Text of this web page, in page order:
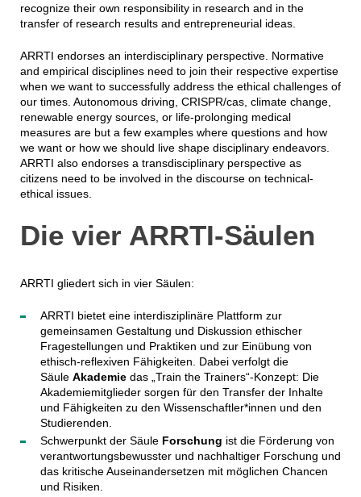
recognize their own responsibility in research and in the
transfer of research results and entrepreneurial ideas.
ARRTI endorses an interdisciplinary perspective. Normative
and empirical disciplines need to join their respective expertise
when we want to successfully address the ethical challenges of
our times. Autonomous driving, CRISPR/cas, climate change,
renewable energy sources, or life-prolonging medical
measures are but a few examples where questions and how
we want or how we should live shape disciplinary endeavors.
ARRTI also endorses a transdisciplinary perspective as
citizens need to be involved in the discourse on technical-
ethical issues.
Die vier ARRTI-Säulen
ARRTI gliedert sich in vier Säulen:
ARRTI bietet eine interdisziplinäre Plattform zur
gemeinsamen Gestaltung und Diskussion ethischer
Fragestellungen und Praktiken und zur Einübung von
ethisch-reflexiven Fähigkeiten. Dabei verfolgt die
Säule Akademiedas „Train the Trainers“-Konzept: Die
Akademiemitglieder sorgen für den Transfer der Inhalte
und Fähigkeiten zu den Wissenschaftler*innen und den
Studierenden.
Schwerpunkt der Säule Forschung ist die Förderung von
verantwortungsbewusster und nachhaltiger Forschung und
das kritische Auseinandersetzen mit möglichen Chancen
und Risiken.